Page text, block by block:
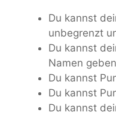
Du kannst
unbegrenzt
Du kannst
Namen
Du kannst
Du kannst
Du kannst